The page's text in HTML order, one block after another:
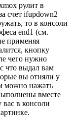
рулит в
счет ifupdown2
то в консоли
end1 (см.
применяя
кнопку
чего нужно
что выдал вам
вы отняли у
можно нажать
вместе
вас в консоли